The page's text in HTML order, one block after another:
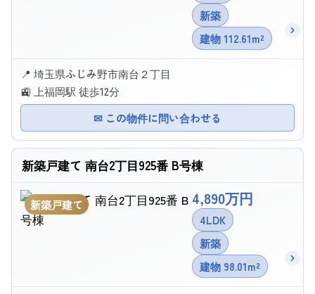
新築
建物 112.61m²
📍 埼玉県ふじみ野市南台２丁目
🚉 上福岡駅 徒歩12分
✉ この物件に問い合わせる
新築戸建て 南台2丁目925番 B号棟
新築戸建て 4,890万円
4LDK
新築
建物 98.01m²